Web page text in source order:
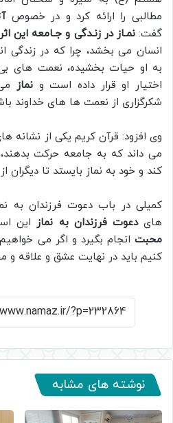
مطالبی را ارائه کرد و در خصوص
گفت:نمـاز در زنـدگی و جـامعه این
انسان می بخشد، چرا که در زندگی
به او حیات بخشیده، نعمت های
اختیار او قرار داده است و نماز
شکرگزاری از نعمت ها های خداوند
وی افزود: قرآن کریم یکی از نشانه
می داند که به جامعه حرکت
کند و خود به نماز بایستد تا دیگران از
کمیلی در باب دعوت فرزندان به
هایدعوت فرزندان به نمازاین
محبت انجام بگیرد و اگر می
کنیم باید در نهایت عشق و علاقه و
نوشته های مشابه